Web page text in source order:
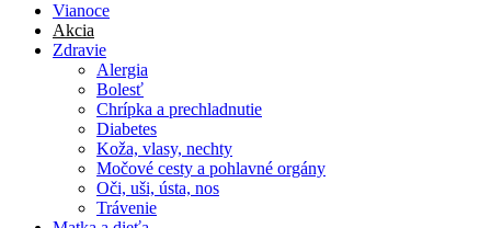
Vianoce
Akcia
Zdravie
Alergia
Bolesť
Chrípka a prechladnutie
Diabetes
Koža, vlasy, nechty
Močové cesty a pohlavné orgány
Oči, uši, ústa, nos
Trávenie